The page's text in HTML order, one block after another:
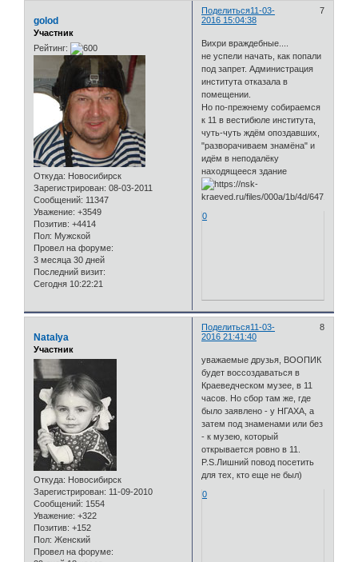
Поделиться 7
11-03-
2016 15:04:38
golod
Участник
Рейтинг:
Откуда: Новосибирск
Зарегистрирован: 08-03-2011
Сообщений: 11347
Уважение: +3549
Позитив: +4414
Пол: Мужской
Провел на форуме:
3 месяца 30 дней
Последний визит:
Сегодня 10:22:21
Вихри враждебные....
не успели начать, как попали
под запрет. Администрация
института отказала в
помещении.
Но по-прежнему собираемся
к 11 в вестибюле института,
чуть-чуть ждём опоздавших,
"разворачиваем знамёна" и
идём в неподалёку
находящееся здание
0
Поделиться 8
11-03-
2016 21:41:40
Natalya
Участник
Откуда: Новосибирск
Зарегистрирован: 11-09-2010
Сообщений: 1554
Уважение: +322
Позитив: +152
Пол: Женский
Провел на форуме:
уважаемые друзья, ВООПИК
будет воссоздаваться в
Краеведческом музее, в 11
часов. Но сбор там же, где
было заявлено - у НГАХА, а
затем под знаменами или без
- к музею, который
открывается ровно в 11.
P.S.Лишний повод посетить
для тех, кто еще не был)
0